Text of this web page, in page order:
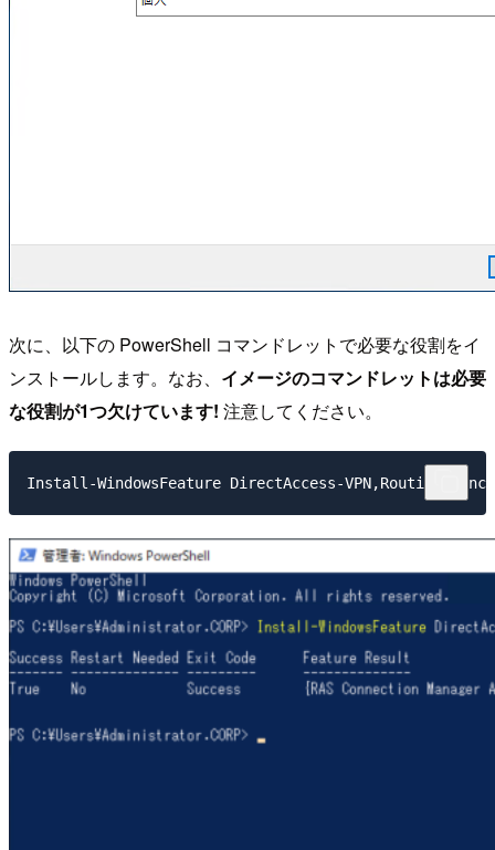
次に、以下の PowerShell コマンドレットで必要な役割をイ
ンストールします。なお、 イメージのコマンドレットは必要
な役割が1つ欠けています! 注意してください。
Install-WindowsFeature DirectAccess-VPN,Routing -